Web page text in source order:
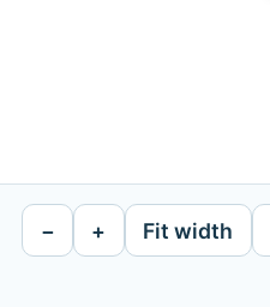
− + Fit width